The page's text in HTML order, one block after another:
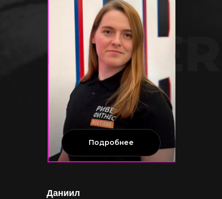
RIVER
Даниил
Подробнее